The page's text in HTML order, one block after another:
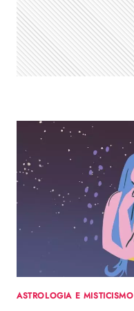
TERÇA,
27/05/2025
ASTROLOGIA E MISTICISMO